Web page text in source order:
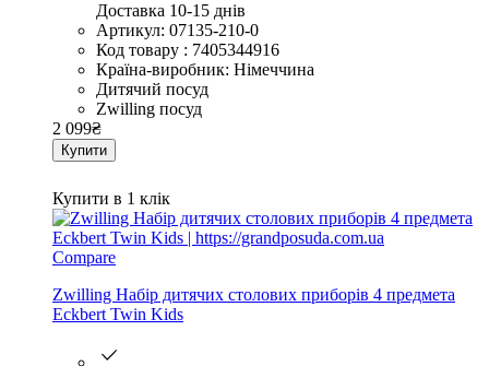
Доставка 10-15 днів
Артикул: 07135-210-0
Код товару : 7405344916
Країна-виробник: Німеччина
Дитячий посуд
Zwilling посуд
2 099₴
Купити
Купити в 1 клік
Compare
Zwilling Набір дитячих столових приборів 4 предмета
Eckbert Twin Kids